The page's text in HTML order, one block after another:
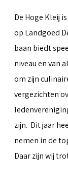
De Hoge Kleij
op Landgoed
baan biedt
niveau en van
om zijn
vergezichten
zijn. Dit jaar
nemen in de
Daar zijn wij